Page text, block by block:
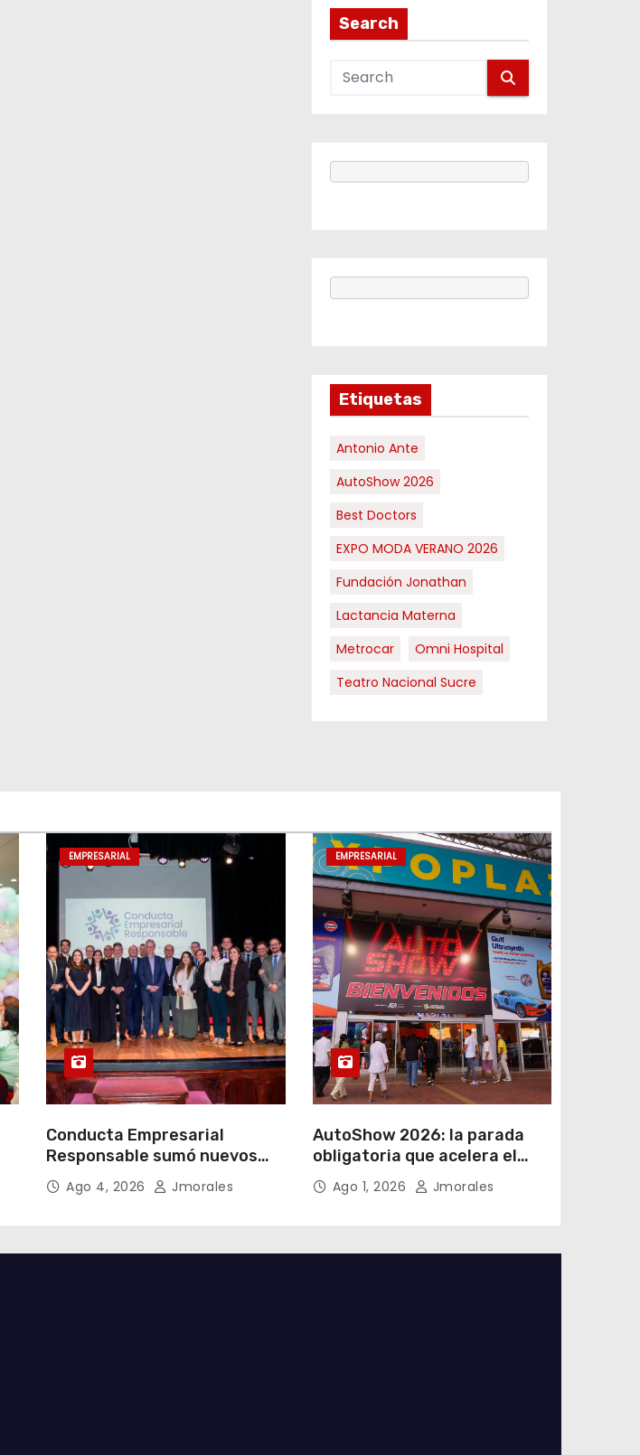
Search
Etiquetas
Antonio Ante
AutoShow 2026
Best Doctors
EXPO MODA VERANO 2026
Fundación Jonathan
Lactancia Materna
Metrocar
Omni Hospital
Teatro Nacional Sucre
EMPRESARIAL
Conducta Empresarial
Responsable sumó nuevos
miembros y fortaleció la
integridad empresarial en
Ago 4, 2026 Jmorales
EMPRESARIAL
AutoShow 2026: la parada
obligatoria que acelera el
mercado automotor
ecuatoriano
Ago 1, 2026 Jmorales